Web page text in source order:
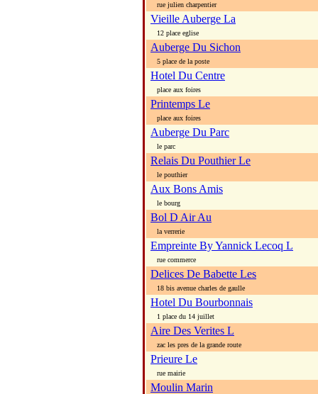
rue julien charpentier
Vieille Auberge La
12 place eglise
Auberge Du Sichon
5 place de la poste
Hotel Du Centre
place aux foires
Printemps Le
place aux foires
Auberge Du Parc
le parc
Relais Du Pouthier Le
le pouthier
Aux Bons Amis
le bourg
Bol D Air Au
la verrerie
Empreinte By Yannick Lecoq L
rue commerce
Delices De Babette Les
18 bis avenue charles de gaulle
Hotel Du Bourbonnais
1 place du 14 juillet
Aire Des Verites L
zac les pres de la grande route
Prieure Le
rue mairie
Moulin Marin